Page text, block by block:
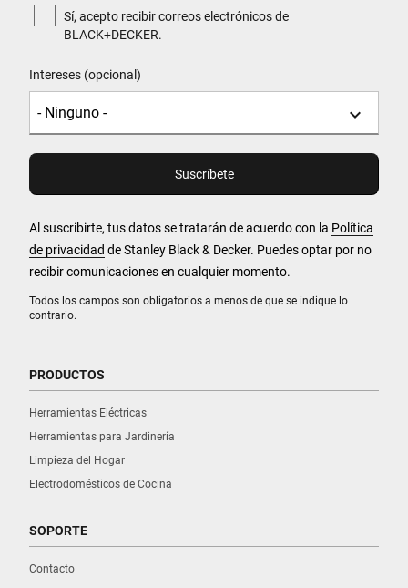
Todos los campos son obligatorios a menos de que se indique lo
contrario.
Sí, acepto recibir correos electrónicos de
BLACK+DECKER.
Intereses (opcional)
Al suscribirte, tus datos se tratarán de acuerdo con la Política
de privacidad de Stanley Black & Decker. Puedes optar por no
recibir comunicaciones en cualquier momento.
PRODUCTOS
Herramientas Eléctricas
Herramientas para Jardinería
Limpieza del Hogar
Electrodomésticos de Cocina
SOPORTE
Contacto